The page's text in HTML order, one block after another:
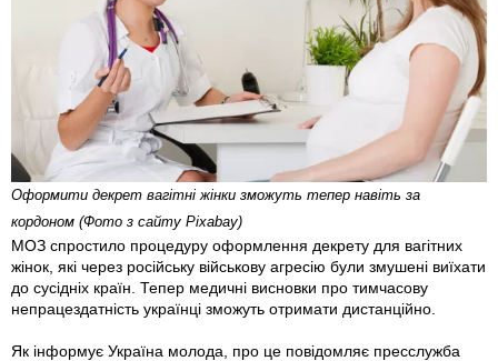
Оформити декрет вагітні жінки зможуть тепер навіть за
кордоном (Фото з сайту Pixabay)
МОЗ спростило процедуру оформлення декрету для вагітних
жінок, які через російську військову агресію були змушені виїхати
до сусідніх країн. Тепер медичні висновки про тимчасову
непрацездатність українці зможуть отримати дистанційно.
Як інформує Україна молода, про це повідомляє пресслужба